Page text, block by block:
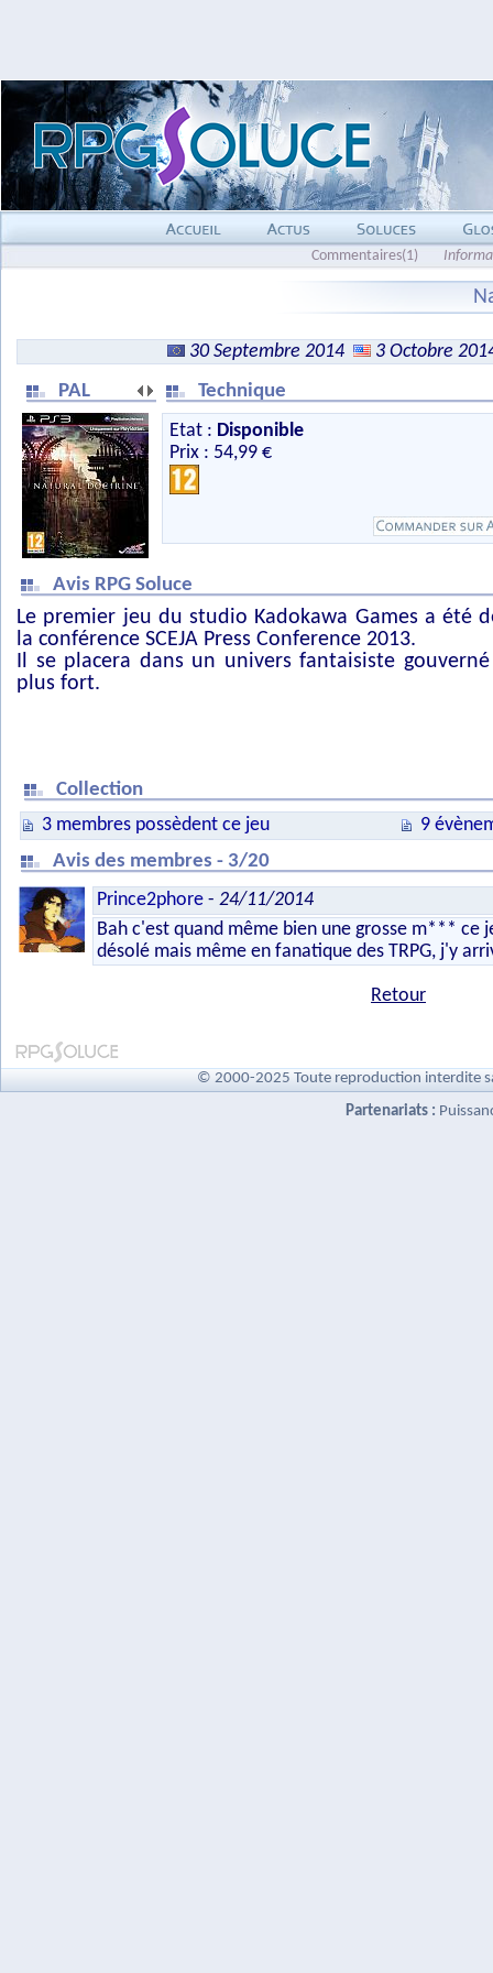
Commentaires(1)
30 Septembre 2014
3 Octobre
PAL
Technique
Etat : Disponible
Prix : 54,99 €
Avis RPG Soluce
Le premier jeu du studio Kadokawa Games a été
la conférence SCEJA Press Conference 2013.
Il se placera dans un univers fantaisiste
plus fort.
Collection
3 membres possèdent ce jeu
9
Avis des membres - 3/20
Prince2phore - 24/11/2014
Bah c'est quand même bien une grosse m*** ce
désolé mais même en fanatique des TRPG, j'y
Retour
© 2000-2025 Toute reproduction interdite
Partenariats :